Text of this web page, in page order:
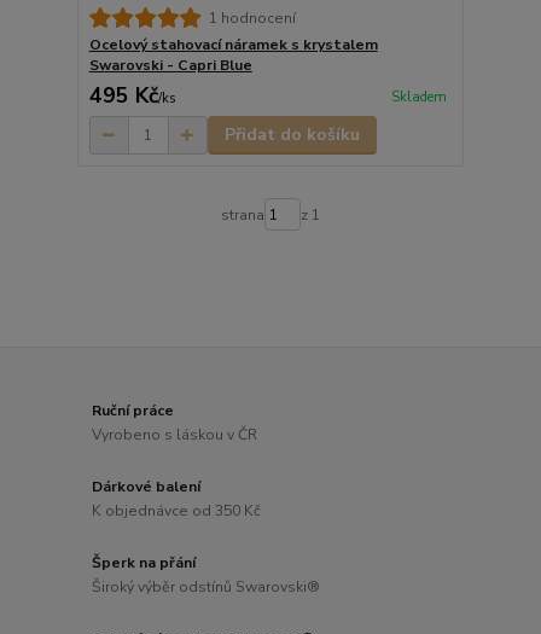
1 hodnocení
Ocelový stahovací náramek s krystalem
Swarovski - Capri Blue
495 Kč/ks Skladem
Přidat do košíku
strana z 1
Ruční práce
Vyrobeno s láskou v ČR
Dárkové balení
K objednávce od 350 Kč
Šperk na přání
Široký výběr odstínů Swarovski®